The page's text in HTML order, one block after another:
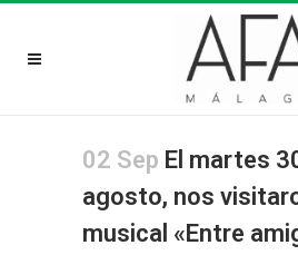
02 Sep El martes
agosto, nos
musical «Entre